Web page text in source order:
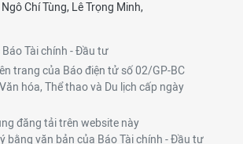
Ngô Chí Tùng, Lê Trọng Minh,
Tài chính - Đầu tư
trang của Báo điện tử số 02/GP-BC
hóa, Thể thao và Du lịch cấp ngày
đăng tải trên website này
bằng văn bản của Báo Tài chính - Đầu tư